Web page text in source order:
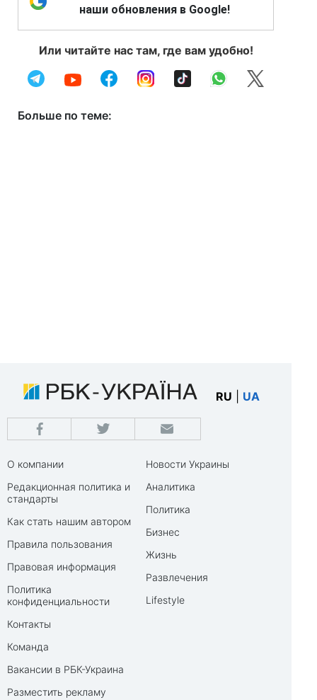
наши обновления в Google!
Или читайте нас там, где вам удобно!
Больше по теме:
RU UA
О компании
Редакционная политика и
стандарты
Как стать нашим автором
Правила пользования
Правовая информация
Политика
конфиденциальности
Контакты
Команда
Вакансии в РБК-Украина
Разместить рекламу
Новости Украины
Аналитика
Политика
Бизнес
Жизнь
Развлечения
Lifestyle